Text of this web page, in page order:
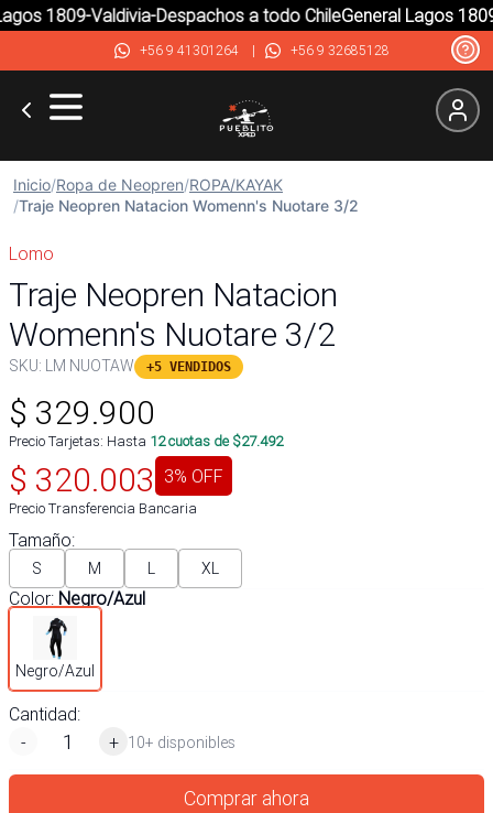
1809-Valdivia-Despachos a todo ChileGeneral Lagos
+56 9 41301264| +56 9 32685128
Inicio/Ropa de Neopren/ROPA/KAYAK
/Traje Neopren Natacion Womenn's Nuotare 3/2
Lomo
Traje Neopren Natacion
Womenn's Nuotare 3/2
SKU: LM NUOTAW +5 VENDIDOS
$ 329.900
Precio Tarjetas: Hasta 12cuotas de $27.492
$ 320.003 3% OFF
Precio Transferencia Bancaria
Tamaño:
S M L XL
Color: Negro/Azul
Negro/Azul
Cantidad:
-
+ 10+ disponibles
Comprar ahora